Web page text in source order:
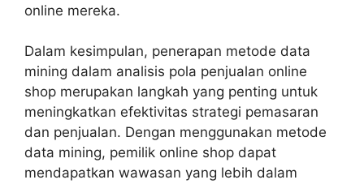
online mereka.
Dalam kesimpulan, penerapan metode data
mining dalam analisis pola penjualan online
shop merupakan langkah yang penting untuk
meningkatkan efektivitas strategi pemasaran
dan penjualan. Dengan menggunakan metode
data mining, pemilik online shop dapat
mendapatkan wawasan yang lebih dalam